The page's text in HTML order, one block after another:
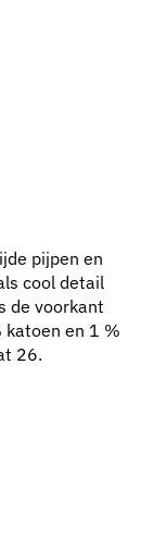
pijpen en
cool detail
de voorkant
katoen en 1 %
26.